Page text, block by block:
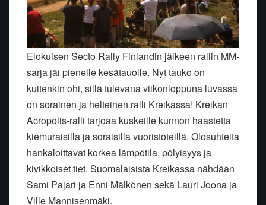
Elokuisen Secto Rally Finlandin jälkeen rallin MM-
sarja jäi pienelle kesätauolle. Nyt tauko on
kuitenkin ohi, sillä tulevana viikonloppuna luvassa
on sorainen ja helteinen ralli Kreikassa! Kreikan
Acropolis-ralli tarjoaa kuskeille kunnon haastetta
kiemuraisilla ja soraisilla vuoristoteillä. Olosuhteita
hankaloittavat korkea lämpötila, pölyisyys ja
kivikkoiset tiet. Suomalaisista Kreikassa nähdään
Sami Pajari ja Enni Mälkönen sekä Lauri Joona ja
Ville Mannisenmäki.